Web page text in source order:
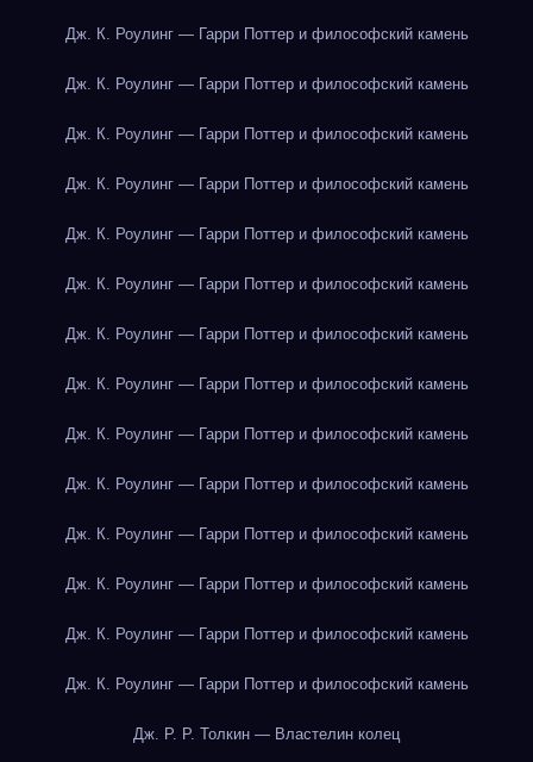
Дж. К. Роулинг — Гарри Поттер и философский камень
Дж. К. Роулинг — Гарри Поттер и философский камень
Дж. К. Роулинг — Гарри Поттер и философский камень
Дж. К. Роулинг — Гарри Поттер и философский камень
Дж. К. Роулинг — Гарри Поттер и философский камень
Дж. К. Роулинг — Гарри Поттер и философский камень
Дж. К. Роулинг — Гарри Поттер и философский камень
Дж. К. Роулинг — Гарри Поттер и философский камень
Дж. К. Роулинг — Гарри Поттер и философский камень
Дж. К. Роулинг — Гарри Поттер и философский камень
Дж. К. Роулинг — Гарри Поттер и философский камень
Дж. К. Роулинг — Гарри Поттер и философский камень
Дж. К. Роулинг — Гарри Поттер и философский камень
Дж. К. Роулинг — Гарри Поттер и философский камень
Дж. Р. Р. Толкин — Властелин колец